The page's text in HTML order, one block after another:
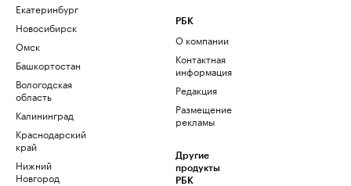
Екатеринбург
Новосибирск
Омск
Башкортостан
Вологодская
область
Калининград
Краснодарский
край
Нижний
Новгород
РБК
О компании
Контактная
информация
Редакция
Размещение
рекламы
Другие
продукты
РБК